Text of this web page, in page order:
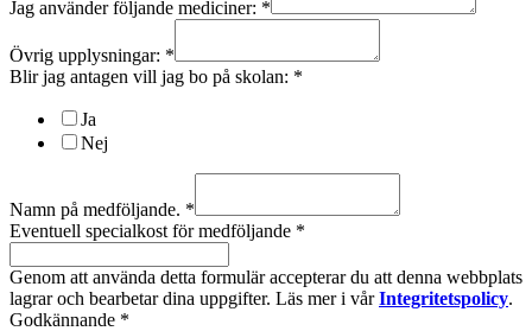
Jag använder följande mediciner: *
Övrig upplysningar: *
Blir jag antagen vill jag bo på skolan: *
Ja
Nej
Namn på medföljande. *
Eventuell specialkost för medföljande *
Genom att använda detta formulär accepterar du att denna webbplats
lagrar och bearbetar dina uppgifter. Läs mer i vårIntegritetspolicy.
Godkännande *